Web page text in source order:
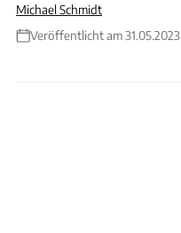
Michael Schmidt
Veröffentlicht am 31.05.2023